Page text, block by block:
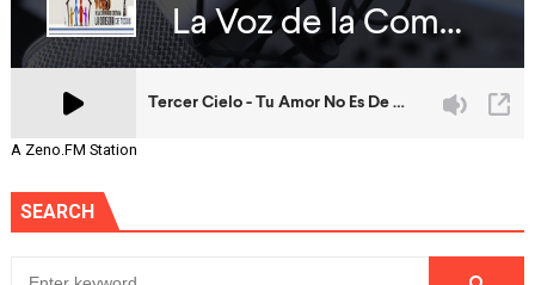
A Zeno.FM Station
SEARCH